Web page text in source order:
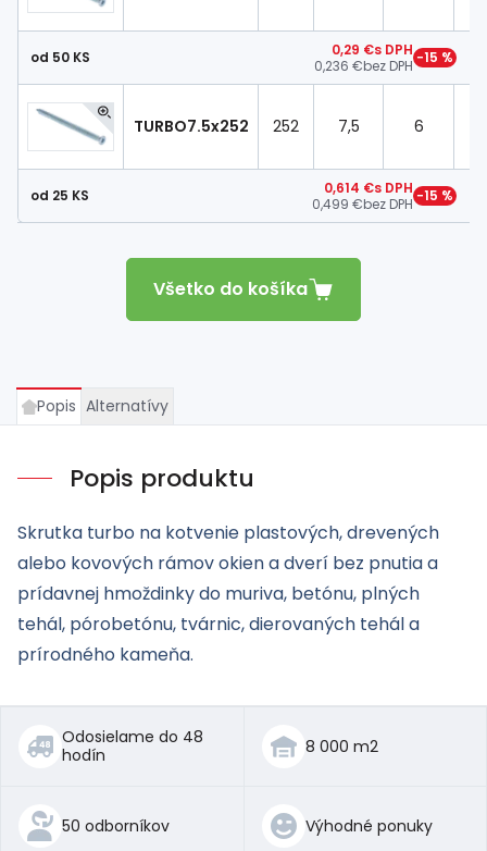
od 50 KS 0,29 €s DPH
0,236 €bez DPH −15 %
TURBO7.5x252 252 7,5 6
od 25 KS 0,614 €s DPH
0,499 €bez DPH −15 %
Všetko do košíka
Popis Alternatívy
Popis produktu
Skrutka turbo na kotvenie plastových, drevených
alebo kovových rámov okien a dverí bez pnutia a
prídavnej hmoždinky do muriva, betónu, plných
tehál, pórobetónu, tvárnic, dierovaných tehál a
prírodného kameňa.
Odosielame do 48
hodín
8 000 m2
50 odborníkov Výhodné ponuky